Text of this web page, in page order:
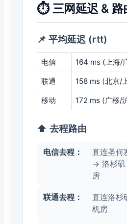
⏱️ 三网延迟 & 路
📌 平均延迟 (rtt)
电信 164 ms (上海/
联通 158 ms (北京/
移动 172 ms (广移/
⬆️ 去程路由
电信去程：
直连圣
→ 洛杉
房
联通去程：
直连洛
机房